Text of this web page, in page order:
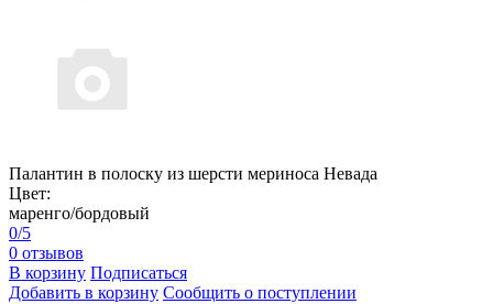
Палантин в полоску из шерсти мериноса Невада
Цвет:
маренго/бордовый
0/5
0 отзывов
В корзину Подписаться
Добавить в корзину Сообщить о поступлении